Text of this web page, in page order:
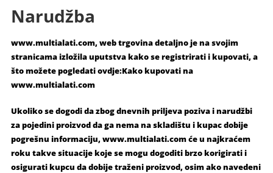
Narudžba
www.multialati.com, web trgovina detaljno je na svojim
stranicama izložila uputstva kako se registrirati i kupovati, a
što možete pogledati ovdje:Kako kupovati na
www.multialati.com
Ukoliko se dogodi da zbog dnevnih priljeva poziva i narudžbi
za pojedini proizvod da ga nema na skladištu i kupac dobije
pogrešnu informaciju, www.multialati.com će u najkraćem
roku takve situacije koje se mogu dogoditi brzo korigirati i
osigurati kupcu da dobije traženi proizvod, osim ako navedeni